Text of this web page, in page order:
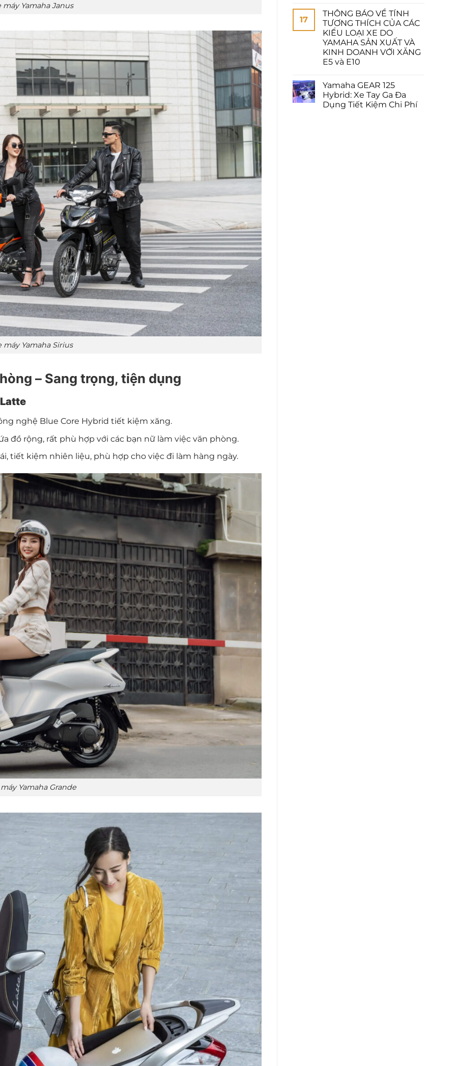
máy Yamaha Janus
máy Yamaha Sirius
– Sang trọng, tiện dụng
nghệ Blue Core Hybrid tiết kiệm xăng.
đồ rộng, rất phù hợp với các bạn nữ làm việc văn phòng.
tiết kiệm nhiên liệu, phù hợp cho việc đi làm hàng ngày.
Yamaha Grande
17
THÔNG BÁO VỀ TÍNH
TƯƠNG THÍCH CỦA CÁC
KIỂU LOẠI XE DO
YAMAHA SẢN XUẤT VÀ
KINH DOANH VỚI XĂNG
E5 và E10
Yamaha GEAR 125
Hybrid: Xe Tay Ga Đa
Dụng Tiết Kiệm Chi Phí